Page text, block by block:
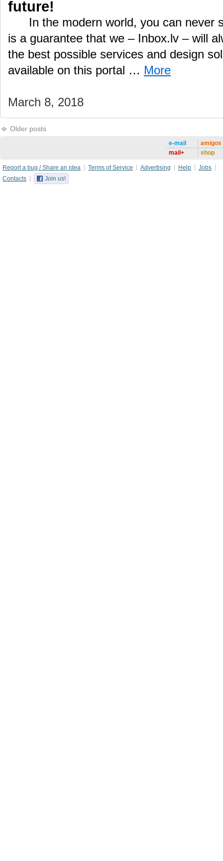
future!
In the modern world, you can never
is a guarantee that we – Inbox.lv – will
the best possible services and design
available on this portal … More
March 8, 2018
Older posts
e-mail
mail+
amigos
shop
Report a bug / Share an idea Terms of Service Advertising Help
Jobs
Contacts
Join us!